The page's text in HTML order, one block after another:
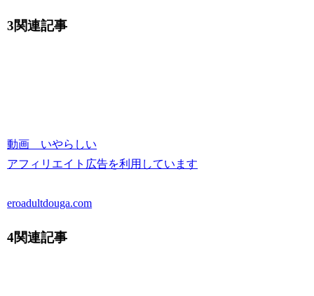
3関連記事
動画 いやらしい
アフィリエイト広告を利用しています
eroadultdouga.com
4関連記事